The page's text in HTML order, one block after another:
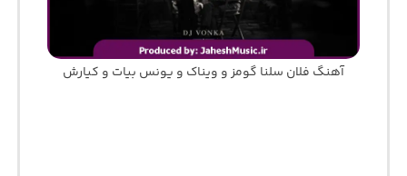
آهنگ فلان سلنا گومز و ویناک و یونس بیات و کیارش